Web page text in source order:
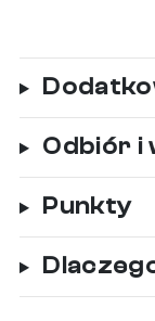
Odbiór i
Punkty